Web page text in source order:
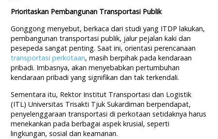
Prioritaskan Pembangunan Transportasi Publik
Gonggong menyebut, berkaca dari studi yang ITDP lakukan,
pembangunan transportasi publik, jalur pejalan kaki dan
pesepeda sangat penting. Saat ini, orientasi perencanaan
transportasi perkotaan, masih berpihak pada kendaraan
pribadi. Imbasnya, akan menyebabkan pertumbuhan
kendaraan pribadi yang signifikan dan tak terkendali.
Sementara itu, Rektor Institut Transportasi dan Logistik
(ITL) Universitas Trisakti Tjuk Sukardiman berpendapat,
penyelenggaraan transportasi di perkotaan setidaknya harus
menekankan pada berbagai aspek krusial, seperti
lingkungan, sosial dan keamanan.